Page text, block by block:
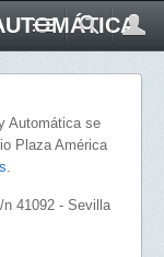
Automática se
Plaza América
.
41092 - Sevilla